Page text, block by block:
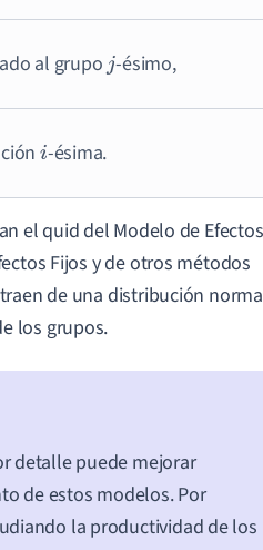
al grupoj-ésimo,
i-ésima.
el quid del Modelo de Efectos
Fijos y de otros métodos
de una distribución
los grupos.
detalle puede mejorar
de estos modelos. Por
la productividad de los